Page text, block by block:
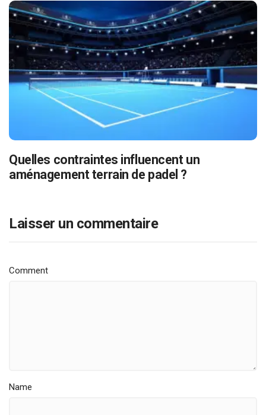
Quelles contraintes influencent un
aménagement terrain de padel ?
Laisser un commentaire
Comment
Name